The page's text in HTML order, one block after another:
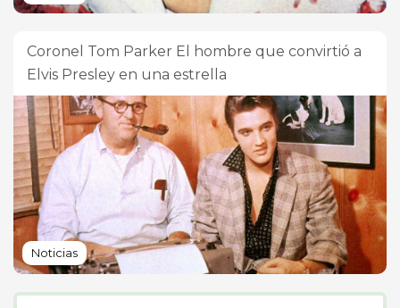
Coronel Tom Parker El hombre que convirtió a
Elvis Presley en una estrella
Noticias